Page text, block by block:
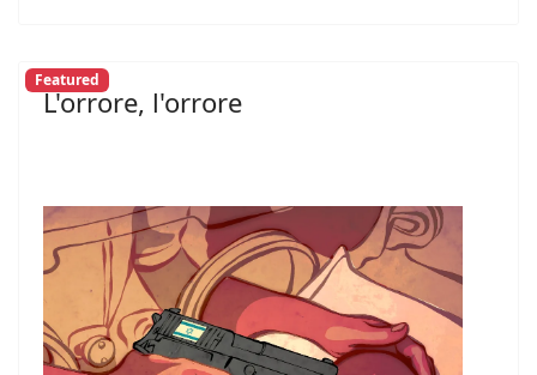
Featured
L'orrore, l'orrore